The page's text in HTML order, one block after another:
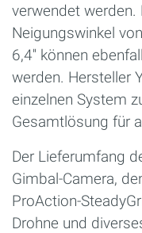
verwendet werden.
Neigungswinkel
6,4'' können
werden. Hersteller
einzelnen System
Gesamtlösung für
Der Lieferumfang
Gimbal-Camera,
ProAction-
Drohne und